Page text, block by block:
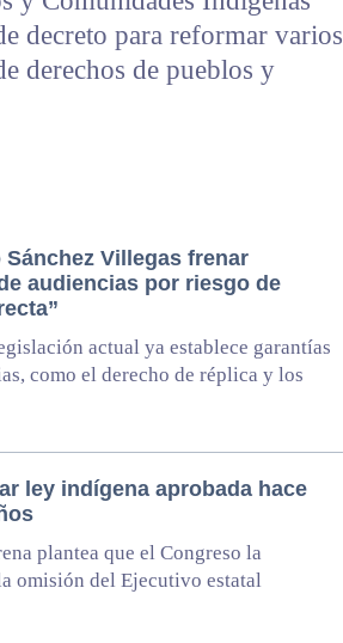
decreto para reformar varios
derechos de pueblos y
Villegas frenar
audiencias por riesgo de
actual ya establece garantías
como el derecho de réplica y los
ley indígena aprobada hace
plantea que el Congreso la
omisión del Ejecutivo estatal